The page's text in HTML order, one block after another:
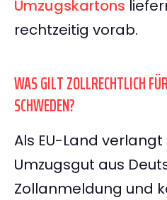
Umzugskartons
rechtzeitig vorab.
WAS GILT ZOLLRECHTLICH
SCHWEDEN?
Als EU-Land
Umzugsgut aus
Zollanmeldung und